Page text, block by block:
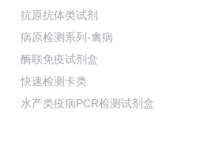
抗原抗体类试剂
病原检测系列-禽病
酶联免疫试剂盒
快速检测卡类
水产类疫病PCR检测试剂盒